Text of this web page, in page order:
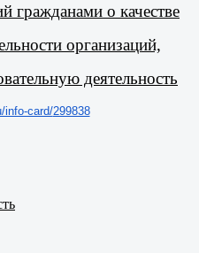
гражданами о качестве
организаций,
деятельность
info-card/299838